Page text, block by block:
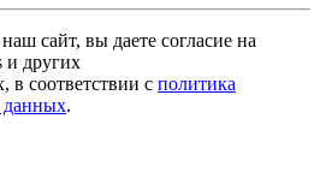
сайт, вы даете согласие на
и других
в соответствии с политика
данных.